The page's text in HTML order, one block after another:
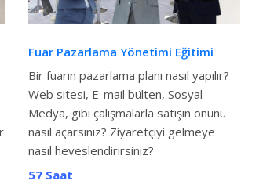
Fuar Pazarlama Yönetimi Eğitimi
Bir fuarın pazarlama planı nasıl yapılır?
Web sitesi, E-mail bülten, Sosyal
Medya, gibi çalışmalarla satışın önünü
nasıl açarsınız? Ziyaretçiyi gelmeye
nasıl heveslendirirsiniz?
57 Saat